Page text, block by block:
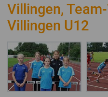
Villingen,
Villingen U12